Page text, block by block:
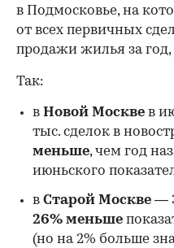
в Подмосковье, на
от всех первичных
продажи жилья за год,
00:00 / 00:00
Так:
в Новой Москве в
тыс. сделок в
меньше, чем год
июньского
в Старой Москве —
26% меньше
(но на 2% больше